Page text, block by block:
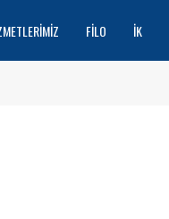
FILO İK